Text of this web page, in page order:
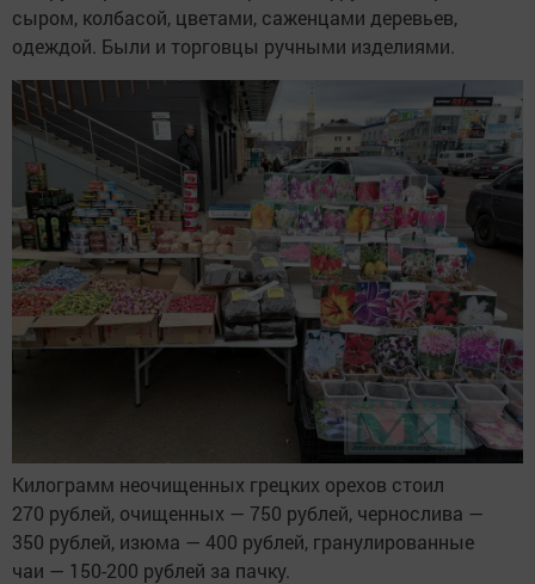
сыром, колбасой, цветами, саженцами деревьев,
одеждой. Были и торговцы ручными изделиями.
Килограмм неочищенных грецких орехов стоил
270 рублей, очищенных — 750 рублей, чернослива —
350 рублей, изюма — 400 рублей, гранулированные
чаи — 150-200 рублей за пачку.